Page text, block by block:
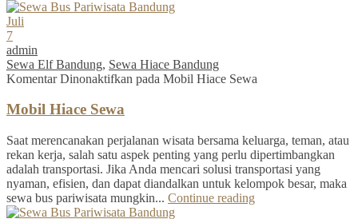
Juli
7
admin
Sewa Elf Bandung, Sewa Hiace Bandung
Komentar Dinonaktifkan pada Mobil Hiace Sewa
Mobil Hiace Sewa
Saat merencanakan perjalanan wisata bersama keluarga, teman, atau
rekan kerja, salah satu aspek penting yang perlu dipertimbangkan
adalah transportasi. Jika Anda mencari solusi transportasi yang
nyaman, efisien, dan dapat diandalkan untuk kelompok besar, maka
sewa bus pariwisata mungkin... Continue reading